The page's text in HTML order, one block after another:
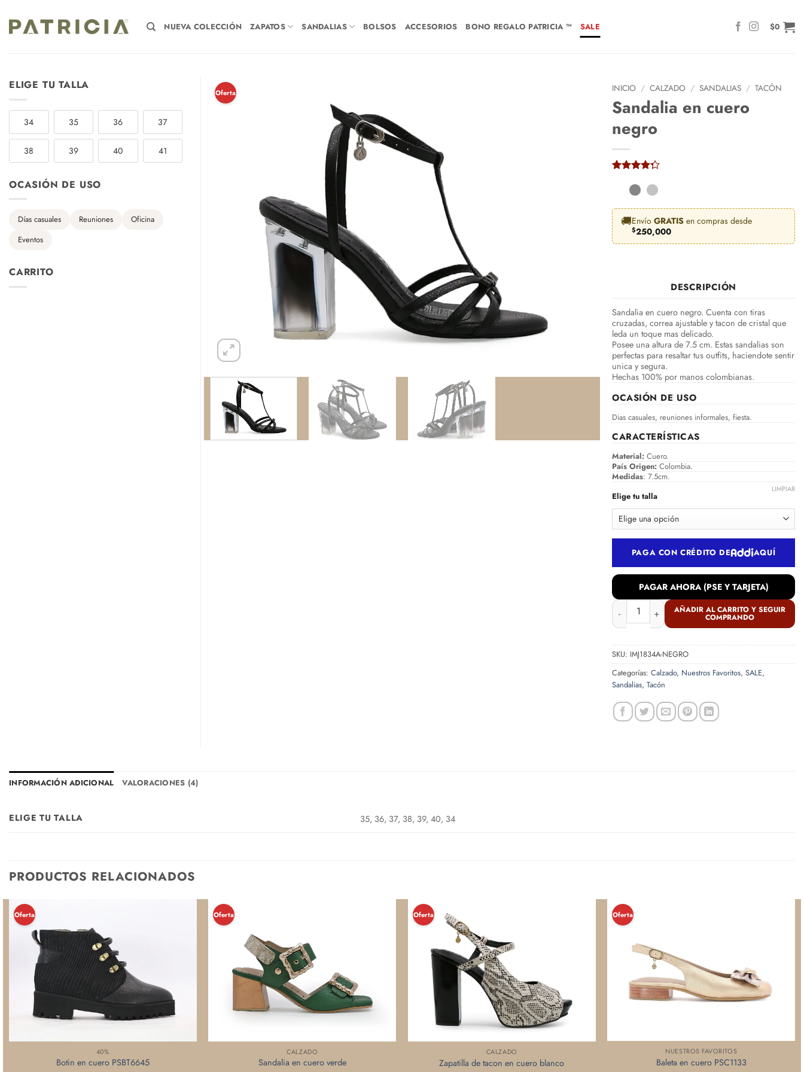
contenido
NUEVA COLECCIÓN ZAPATOS SANDALIAS BOLSOS ACCESORIOS BONO REGALO PATRICIA ™ SALE $0
¡Oferta! INICIO / CALZADO / SANDALIAS / TACÓN
Sandalia en cuero
negro
con4.25
de 5 en
base a
valoraciones
de
clientes
🚚Envío GRATIS en compras desde
$250,000
DESCRIPCIÓN
Sandalia en cuero negro. Cuenta con tiras
cruzadas, correa ajustable y tacon de cristal que
leda un toque mas delicado.
Posee una altura de 7.5 cm. Estas sandalias son
perfectas para resaltar tus outfits, haciendote sentir
unica y segura.
Hechas 100% por manos colombianas.
OCASIÓN DE USO
Dias casuales, reuniones informales, fiesta.
CARACTERÍSTICAS
Material: Cuero.
País Origen: Colombia.
Medidas: 7.5cm.
Elige tu talla
LIMPIAR
Sandalia en cuero negro cantidad
AÑADIR AL CARRITO Y SEGUIR
COMPRANDO
PAGAR AHORA (PSE Y TARJETA)
PAGA CON CRÉDITO DE AQUÍ
SKU: IMJ1834A-NEGRO
Categorías: Calzado, Nuestros Favoritos, SALE,
Sandalias, Tacón
ELIGE TU TALLA
34 35 36 37
38 39 40 41
OCASIÓN DE USO
Días casuales Reuniones
Oficina
Eventos
CARRITO
INFORMACIÓN ADICIONAL VALORACIONES (4)
ELIGE TU TALLA 35, 36, 37, 38, 39, 40, 34
PRODUCTOS RELACIONADOS
¡Oferta!
40%
Botin en cuero PSBT6645
¡Oferta!
CALZADO
Sandalia en cuero verde
¡Oferta!
CALZADO
Zapatilla de tacon en cuero blanco
¡Oferta!
NUESTROS FAVORITOS
Baleta en cuero PSC1133